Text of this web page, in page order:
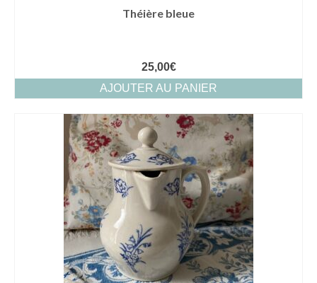
Théière bleue
25,00€
AJOUTER AU PANIER